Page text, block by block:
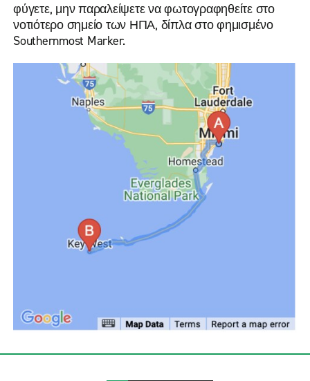
φύγετε, μην παραλείψετε να φωτογραφηθείτε στο
νοτιότερο σημείο των ΗΠΑ, δίπλα στο φημισμένο
Southernmost Marker.